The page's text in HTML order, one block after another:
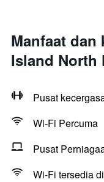
Manfaat dan
Island North
Pusat
Wi-Fi Percuma
Pusat
Wi-Fi tersedia